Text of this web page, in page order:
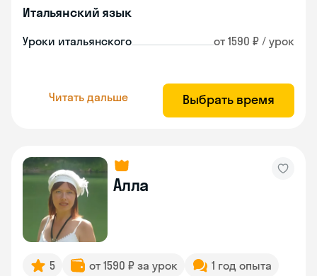
Итальянский язык
Уроки итальянского от 1590 ₽ / урок
Читать дальше Выбрать время
Алла
5 от 1590 ₽ за урок
1 год опыта